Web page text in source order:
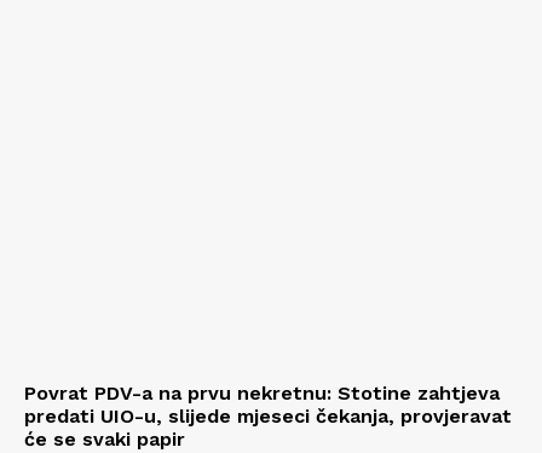
Povrat PDV-a na prvu nekretnu: Stotine zahtjeva
predati UIO-u, slijede mjeseci čekanja, provjeravat
će se svaki papir